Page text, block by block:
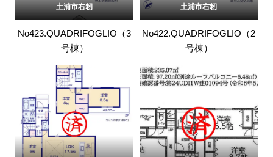
土浦市右籾
No423.QUADRIFOGLIO（3
号棟）
土浦市右籾
No422.QUADRIFOGLIO（2
号棟）